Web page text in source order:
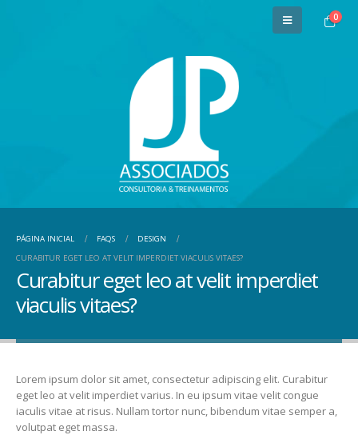
0
PÁGINA INICIAL FAQS
DESIGN
CURABITUR EGET LEO AT VELIT IMPERDIET VIACULIS VITAES?
Curabitur eget leo at velit imperdiet
viaculis vitaes?
Lorem ipsum dolor sit amet, consectetur adipiscing elit. Curabitur
eget leo at velit imperdiet varius. In eu ipsum vitae velit congue
iaculis vitae at risus. Nullam tortor nunc, bibendum vitae semper a,
volutpat eget massa.